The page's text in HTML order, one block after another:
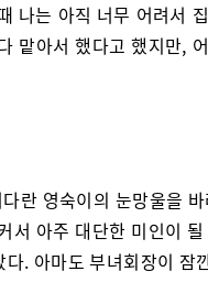
나는 아직 너무 어려서
맡아서 했다고 했지만,
란 영숙이의 눈망울을
서 아주 대단한 미인이
. 아마도 부녀회장이 잠